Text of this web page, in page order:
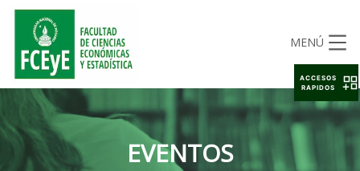
MENÚ
EVENTOS
ACCESOS
RAPIDOS